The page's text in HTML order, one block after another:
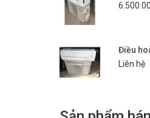
Điều
Liên hệ